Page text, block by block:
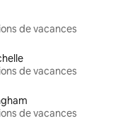
de vacances
de vacances
de vacances